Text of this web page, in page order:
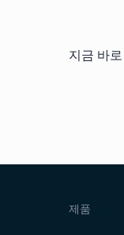
지금 바
제품